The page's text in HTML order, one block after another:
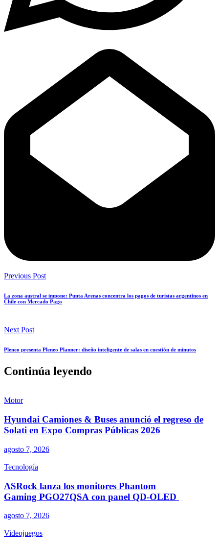
Previous Post
La zona austral se impone: Punta Arenas concentra los pagos de turistas argentinos en
Chile con Mercado Pago
Next Post
Pleneo presenta Pleneo Planner: diseño inteligente de salas en cuestión de minutos
Continúa leyendo
Motor
Hyundai Camiones & Buses anunció el regreso de
Solati en Expo Compras Públicas 2026
agosto 7, 2026
Tecnología
ASRock lanza los monitores Phantom
Gaming PGO27QSA con panel QD-OLED
agosto 7, 2026
Videojuegos